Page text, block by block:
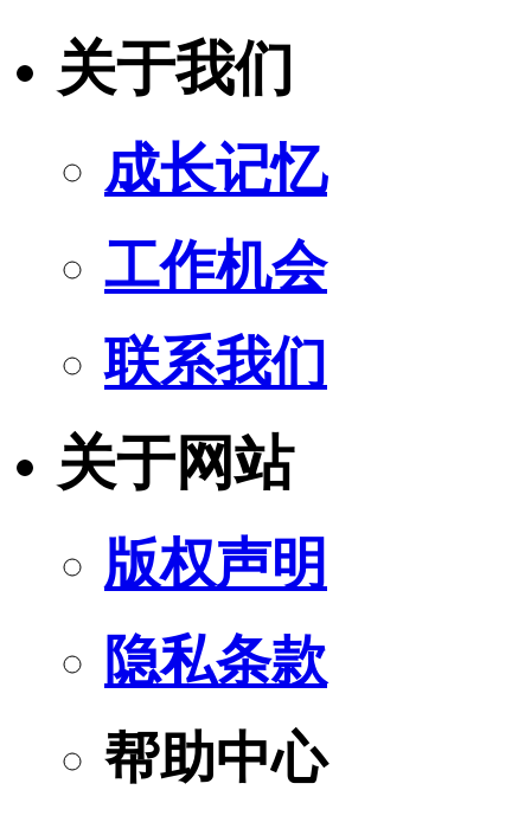
关于我们
成长记忆
工作机会
联系我们
关于网站
版权声明
隐私条款
帮助中心